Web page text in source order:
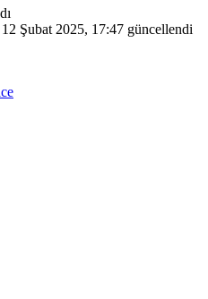
12 Şubat 2025, 17:47 güncellendi